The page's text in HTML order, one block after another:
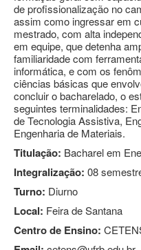
de profissionalização no
assim como ingressar em
mestrado, com alta
em equipe, que detenha
familiaridade com
informática, e com os
ciências básicas que
concluir o bacharelado, o
seguintes terminalidades:
de Tecnologia Assistiva,
Engenharia de Materiais.
Titulação: Bacharel em
Integralização: 08
Turno: Diurno
Local: Feira de Santana
Centro de Ensino: